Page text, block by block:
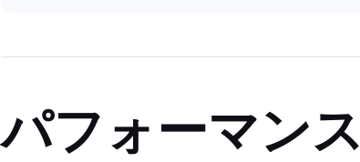
パフォーマンス